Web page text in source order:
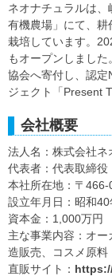
ネオナチュラルは
有機農場」にて、
栽培しています。
もオープンしまし
協会へ寄付し、認定
ジェクト「Present
会社概要
法人名：株式会社ネ
代表者：代表取締
本社所在地：〒
設立年月日：昭和40
資本金：1,000万円
主な事業内容：オ
造販売、コスメ原
直販サイト：